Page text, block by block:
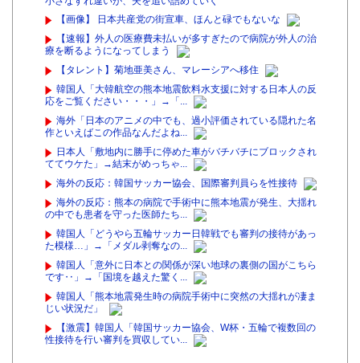
【画像】 日本共産党の街宣車、ほんと碌でもないな
【速報】外人の医療費未払いが多すぎたので病院が外人の治
療を断るようになってしまう
【タレント】菊地亜美さん、マレーシアへ移住
韓国人「大韓航空の熊本地震飲料水支援に対する日本人の反
応をご覧ください・・・」→「...
海外「日本のアニメの中でも、過小評価されている隠れた名
作といえばこの作品なんだよね...
日本人「敷地内に勝手に停めた車がバチバチにブロックされ
ててウケた」→結末がめっちゃ...
海外の反応：韓国サッカー協会、国際審判員らを性接待
海外の反応：熊本の病院で手術中に熊本地震が発生、大揺れ
の中でも患者を守った医師たち...
韓国人「どうやら五輪サッカー日韓戦でも審判の接待があっ
た模様…」→「メダル剥奪なの...
韓国人「意外に日本との関係が深い地球の裏側の国がこちら
です‥」→「国境を越えた驚く...
韓国人「熊本地震発生時の病院手術中に突然の大揺れが凄ま
じい状況だ」
【激震】韓国人「韓国サッカー協会、W杯・五輪で複数回の
性接待を行い審判を買収してい...